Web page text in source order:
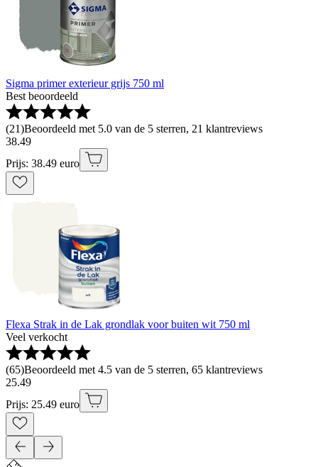
Sigma primer exterieur grijs 750 ml
Best beoordeeld
(21)Beoordeeld met 5.0 van de 5 sterren, 21 klantreviews
38.49
Prijs: 38.49 euro
Flexa Strak in de Lak grondlak voor buiten wit 750 ml
Veel verkocht
(65)Beoordeeld met 4.5 van de 5 sterren, 65 klantreviews
25.49
Prijs: 25.49 euro